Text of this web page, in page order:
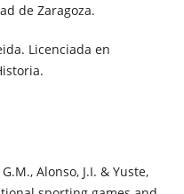
de Zaragoza.
Licenciada en
Alonso, J.I. & Yuste,